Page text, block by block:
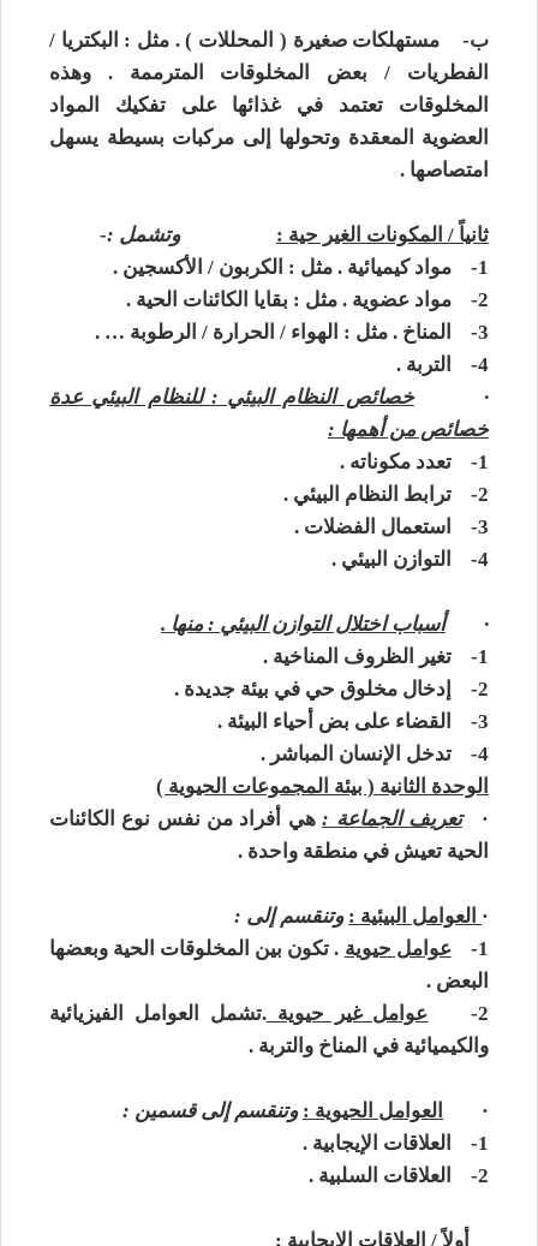
ب‌- مستهلكات صغيرة ( المحللات ) . مثل : البكتريا /
الفطريات / بعض المخلوقات المترممة . وهذه
المخلوقات تعتمد في غذائها على تفكيك المواد
العضوية المعقدة وتحولها إلى مركبات بسيطة يسهل
امتصاصها .
ثانياً / المكونات الغير حية :
وتشمل :-
1-
مواد كيميائية . مثل : الكربون / الأكسجين .
2-
مواد عضوية . مثل : بقايا الكائنات الحية .
3-
المناخ . مثل : الهواء / الحرارة / الرطوبة … .
4-
التربة .
·خصائص النظام البيئي : للنظام البيئي عدة
خصائص من أهمها :
1-
تعدد مكوناته .
2-
ترابط النظام البيئي .
3-
استعمال الفضلات .
4-
التوازن البيئي .
·أسباب اختلال التوازن البيئي : منها .
1-
تغير الظروف المناخية .
2-
إدخال مخلوق حي في بيئة جديدة .
3-
القضاء على بض أحياء البيئة .
4-
تدخل الإنسان المباشر .
الوحدة الثانية ( بيئة المجموعات الحيوية )
·تعريف الجماعة :هي أفراد من نفس نوع الكائنات
الحية تعيش في منطقة واحدة .
· العوامل البيئية : وتنقسم إلى :
1-
عوامل حيوية . تكون بين المخلوقات الحية وبعضها
البعض .
2-
عوامل غير حيوية.تشمل العوامل الفيزيائية
والكيميائية في المناخ والتربة .
· العوامل الحيوية : وتنقسم إلى قسمين :
1-
العلاقات الإيجابية .
2-
العلاقات السلبية .
أولاً / العلاقات الإيجابية :